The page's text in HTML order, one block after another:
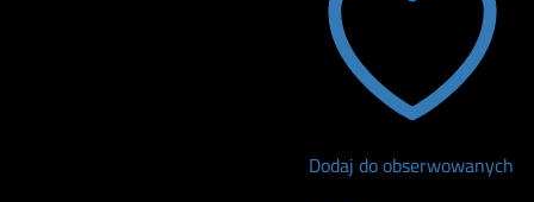
Dodaj do obserwowanych